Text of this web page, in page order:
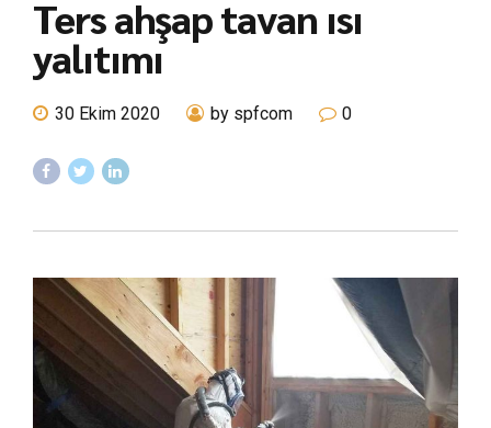
Ters ahşap tavan ısı
yalıtımı
30 Ekim 2020 by spfcom 0